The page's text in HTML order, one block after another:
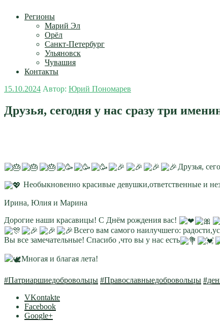
Регионы
Марий Эл
Орёл
Санкт-Петербург
Ульяновск
Чувашия
Контакты
Опубликовано
15.10.2024 Автор: Юрий Пономарев
Друзья, сегодня у нас сразу три
Друзья,
Необыкновенно красивые девушки,ответственные и
Ирина, Юлия и Марина
Дорогие наши красавицы! С Днём рождения вас!
Всего вам самого наилучшего:
Вы все замечательные! Спасибо ,что вы у нас есть
Многая и благая лета!
#Патриаршиедобровольцы #Православныедобровольцы
VKontakte
Facebook
Google+